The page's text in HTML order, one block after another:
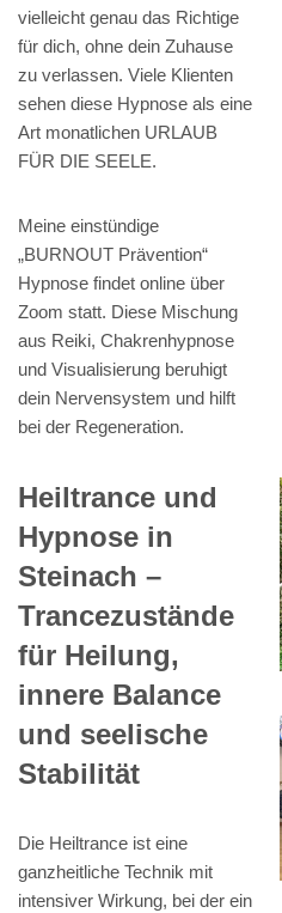
vielleicht genau das Richtige
für dich, ohne dein Zuhause
zu verlassen. Viele Klienten
sehen diese Hypnose als eine
Art monatlichen URLAUB
FÜR DIE SEELE.
Meine einstündige
„BURNOUT Prävention“
Hypnose findet online über
Zoom statt. Diese Mischung
aus Reiki, Chakrenhypnose
und Visualisierung beruhigt
dein Nervensystem und hilft
bei der Regeneration.
Heiltrance und
Hypnose in
Steinach –
Trancezustände
für Heilung,
innere Balance
und seelische
Stabilität
Die Heiltrance ist eine
ganzheitliche Technik mit
intensiver Wirkung, bei der ein